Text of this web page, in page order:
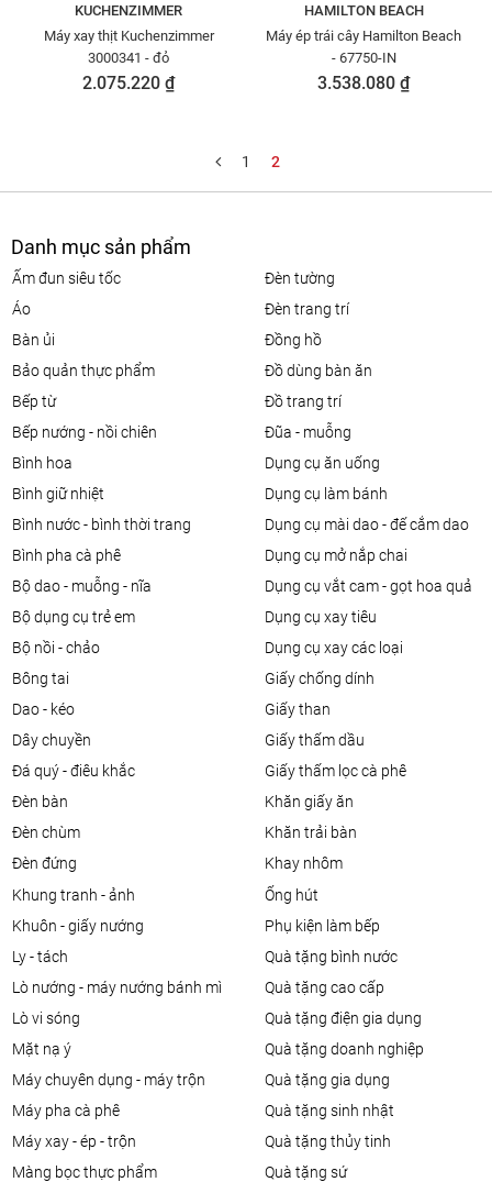
KUCHENZIMMER
Máy xay thịt Kuchenzimmer
3000341 - đỏ
2.075.220 ₫
HAMILTON BEACH
Máy ép trái cây Hamilton Beach
- 67750-IN
3.538.080 ₫
1 2
Danh mục sản phẩm
ấm đun siêu tốc
áo
bàn ủi
bảo quản thực phẩm
bếp từ
bếp nướng - nồi chiên
bình hoa
bình giữ nhiệt
bình nước - bình thời trang
bình pha cà phê
bộ dao - muỗng - nĩa
bộ dụng cụ trẻ em
bộ nồi - chảo
bông tai
dao - kéo
dây chuyền
đá quý - điêu khắc
đèn bàn
đèn chùm
đèn đứng
đèn tường
đèn trang trí
đồng hồ
đồ dùng bàn ăn
đồ trang trí
đũa - muỗng
dụng cụ ăn uống
dụng cụ làm bánh
dụng cụ mài dao - đế cắm dao
dụng cụ mở nắp chai
dụng cụ vắt cam - gọt hoa quả
dụng cụ xay tiêu
dụng cụ xay các loại
giấy chống dính
giấy than
giấy thấm dầu
giấy thấm lọc cà phê
khăn giấy ăn
khăn trải bàn
khay nhôm
khung tranh - ảnh
khuôn - giấy nướng
ly - tách
lò nướng - máy nướng bánh mì
lò vi sóng
mặt nạ ý
máy chuyên dụng - máy trộn
máy pha cà phê
máy xay - ép - trộn
màng bọc thực phẩm
ống hút
phụ kiện làm bếp
quà tặng bình nước
quà tặng cao cấp
quà tặng điện gia dụng
quà tặng doanh nghiệp
quà tặng gia dụng
quà tặng sinh nhật
quà tặng thủy tinh
quà tặng sứ